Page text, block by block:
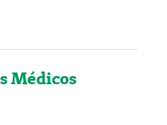
Médicos